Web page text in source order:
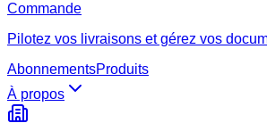
Commande
Pilotez vos livraisons et gérez vos
AbonnementsProduits
À propos